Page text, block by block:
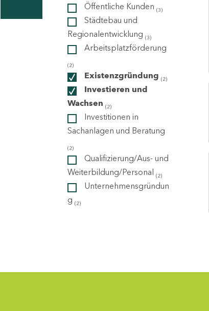
Öffentliche Kunden (3)
Städtebau und
Regionalentwicklung (3)
Arbeitsplatzförderung
(2)
Existenzgründung (2)
Investieren und
Wachsen (2)
Investitionen in
Sachanlagen und Beratung
(2)
Qualifizierung/Aus- und
Weiterbildung/Personal (2)
Unternehmensgründun
g (2)